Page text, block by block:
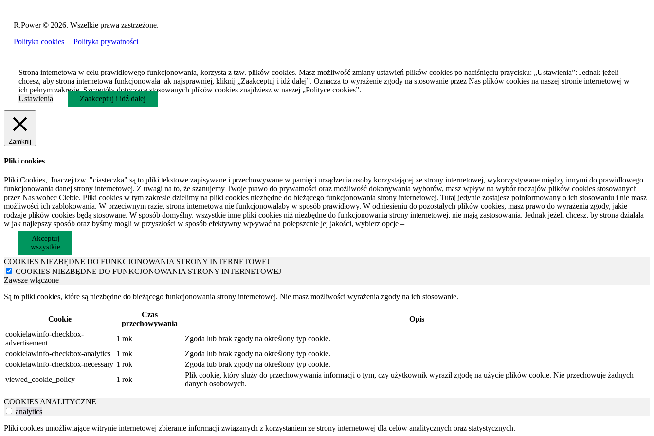
R.Power © 2026. Wszelkie prawa zastrzeżone.
Polityka cookies
Polityka prywatności
Strona internetowa w celu prawidłowego funkcjonowania, korzysta z tzw. plików cookies. Masz możliwość zmiany ustawień plików cookies po naciśnięciu przycisku: „Ustawienia”: Jednak jeżeli
chcesz, aby strona internetowa funkcjonowała jak najsprawniej, kliknij „Zaakceptuj i idź dalej”. Oznacza to wyrażenie zgody na stosowanie przez Nas plików cookies na naszej stronie internetowej w
ich pełnym zakresie. Szczegóły dotyczące stosowanych plików cookies znajdziesz w naszej „Polityce cookies”.
Ustawienia
Zaakceptuj i idź dalej
Zamknij
Pliki cookies
Pliki Cookies,. Inaczej tzw. "ciasteczka" są to pliki tekstowe zapisywane i przechowywane w pamięci urządzenia osoby korzystającej ze strony internetowej, wykorzystywane między innymi do prawidłowego
funkcjonowania danej strony internetowej. Z uwagi na to, że szanujemy Twoje prawo do prywatności oraz możliwość dokonywania wyborów, masz wpływ na wybór rodzajów plików cookies stosowanych
przez Nas wobec Ciebie. Pliki cookies w tym zakresie dzielimy na pliki cookies niezbędne do bieżącego funkcjonowania strony internetowej. Tutaj jedynie zostajesz poinformowany o ich stosowaniu i nie masz
możliwości ich zablokowania. W przeciwnym razie, strona internetowa nie funkcjonowałaby w sposób prawidłowy. W odniesieniu do pozostałych plików cookies, masz prawo do wyrażenia zgody, jakie
rodzaje plików cookies będą stosowane. W sposób domyślny, wszystkie inne pliki cookies niż niezbędne do funkcjonowania strony internetowej, nie mają zastosowania. Jednak jeżeli chcesz, by strona działała
w jak najlepszy sposób oraz byśmy mogli w przyszłości w sposób efektywny wpływać na polepszenie jej jakości, wybierz opcje –
Akceptuj
wszystkie
COOKIES NIEZBĘDNE DO FUNKCJONOWANIA STRONY INTERNETOWEJ
COOKIES NIEZBĘDNE DO FUNKCJONOWANIA STRONY INTERNETOWEJ
Zawsze włączone
Są to pliki cookies, które są niezbędne do bieżącego funkcjonowania strony internetowej. Nie masz możliwości wyrażenia zgody na ich stosowanie.
Cookie
Czas
przechowywania
Opis
cookielawinfo-checkbox-
advertisement
1 rok
Zgoda lub brak zgody na określony typ cookie.
cookielawinfo-checkbox-analytics
1 rok
Zgoda lub brak zgody na określony typ cookie.
cookielawinfo-checkbox-necessary 1 rok
Zgoda lub brak zgody na określony typ cookie.
viewed_cookie_policy
1 rok
Plik cookie, który służy do przechowywania informacji o tym, czy użytkownik wyraził zgodę na użycie plików cookie. Nie przechowuje żadnych
danych osobowych.
COOKIES ANALITYCZNE
analytics
Pliki cookies umożliwiające witrynie internetowej zbieranie informacji związanych z korzystaniem ze strony internetowej dla celów analitycznych oraz statystycznych.